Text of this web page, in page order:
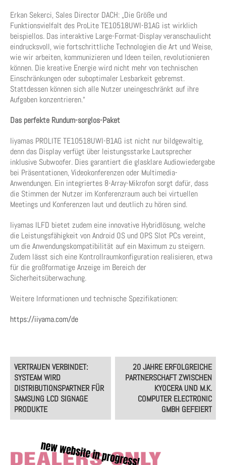
Erkan Sekerci, Sales Director DACH: „Die Größe und
Funktionsvielfalt des ProLite TE10518UWI-B1AG ist wirklich
beispiellos. Das interaktive Large-Format-Display veranschaulicht
eindrucksvoll, wie fortschrittliche Technologien die Art und Weise,
wie wir arbeiten, kommunizieren und Ideen teilen, revolutionieren
können. Die kreative Energie wird nicht mehr von technischen
Einschränkungen oder suboptimaler Lesbarkeit gebremst.
Stattdessen können sich alle Nutzer uneingeschränkt auf ihre
Aufgaben konzentrieren.“
Das perfekte Rundum-sorglos-Paket
Iiyamas PROLITE TE10518UWI-B1AG ist nicht nur bildgewaltig,
denn das Display verfügt über leistungsstarke Lautsprecher
inklusive Subwoofer. Dies garantiert die glasklare Audiowiedergabe
bei Präsentationen, Videokonferenzen oder Multimedia-
Anwendungen. Ein integriertes 8-Array-Mikrofon sorgt dafür, dass
die Stimmen der Nutzer im Konferenzraum auch bei virtuellen
Meetings und Konferenzen laut und deutlich zu hören sind.
Iiyamas ILFD bietet zudem eine innovative Hybridlösung, welche
die Leistungsfähigkeit von Android OS und OPS Slot PCs vereint,
um die Anwendungskompatibilität auf ein Maximum zu steigern.
Zudem lässt sich eine Kontrollraumkonfiguration realisieren, etwa
für die großformatige Anzeige im Bereich der
Sicherheitsüberwachung.
Weitere Informationen und technische Spezifikationen:
https://iiyama.com/de
Post
navigation
VERTRAUEN VERBINDET:
SYSTEAM WIRD
DISTRIBUTIONSPARTNER FÜR
SAMSUNG LCD SIGNAGE
PRODUKTE
20 JAHRE ERFOLGREICHE
PARTNERSCHAFT ZWISCHEN
KYOCERA UND M.K.
COMPUTER ELECTRONIC
GMBH GEFEIERT